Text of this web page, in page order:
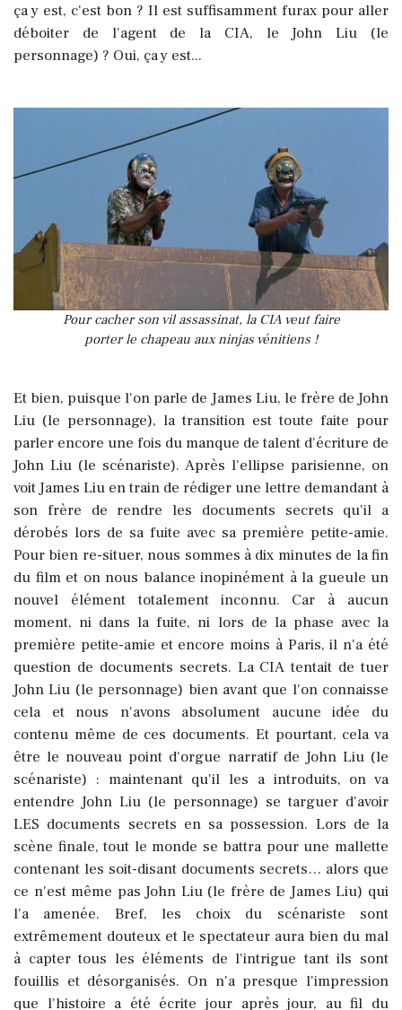
ça y est, c'est bon ? Il est suffisamment furax pour aller
déboiter de l'agent de la CIA, le John Liu (le
personnage) ? Oui, ça y est...
Pour cacher son vil assassinat, la CIA veut faire
porter le chapeau aux ninjas vénitiens !
Et bien, puisque l'on parle de James Liu, le frère de John
Liu (le personnage), la transition est toute faite pour
parler encore une fois du manque de talent d'écriture de
John Liu (le scénariste). Après l'ellipse parisienne, on
voit James Liu en train de rédiger une lettre demandant à
son frère de rendre les documents secrets qu'il a
dérobés lors de sa fuite avec sa première petite-amie.
Pour bien re-situer, nous sommes à dix minutes de la fin
du film et on nous balance inopinément à la gueule un
nouvel élément totalement inconnu. Car à aucun
moment, ni dans la fuite, ni lors de la phase avec la
première petite-amie et encore moins à Paris, il n'a été
question de documents secrets. La CIA tentait de tuer
John Liu (le personnage) bien avant que l'on connaisse
cela et nous n'avons absolument aucune idée du
contenu même de ces documents. Et pourtant, cela va
être le nouveau point d'orgue narratif de John Liu (le
scénariste) : maintenant qu'il les a introduits, on va
entendre John Liu (le personnage) se targuer d'avoir
LES documents secrets en sa possession. Lors de la
scène finale, tout le monde se battra pour une mallette
contenant les soit-disant documents secrets… alors que
ce n'est même pas John Liu (le frère de James Liu) qui
l'a amenée. Bref, les choix du scénariste sont
extrêmement douteux et le spectateur aura bien du mal
à capter tous les éléments de l'intrigue tant ils sont
fouillis et désorganisés. On n'a presque l'impression
que l'histoire a été écrite jour après jour, au fil du